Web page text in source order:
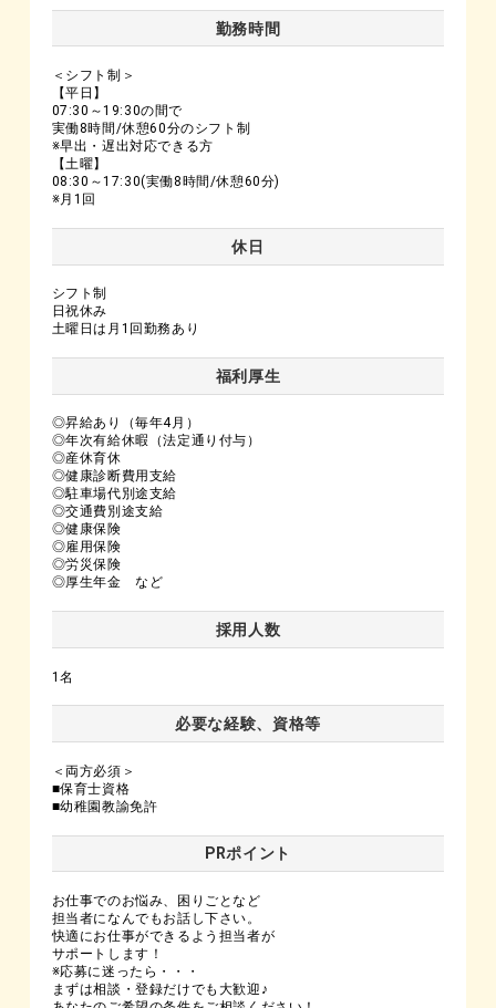
勤務時間
＜シフト制＞
【平日】
07:30～19:30の間で
実働8時間/休憩60分のシフト制
※早出・遅出対応できる方
【土曜】
08:30～17:30(実働8時間/休憩60分)
※月1回
休日
シフト制
日祝休み
土曜日は月1回勤務あり
福利厚生
◎昇給あり（毎年4月）
◎年次有給休暇（法定通り付与）
◎産休育休
◎健康診断費用支給
◎駐車場代別途支給
◎交通費別途支給
◎健康保険
◎雇用保険
◎労災保険
◎厚生年金 など
採用人数
1名
必要な経験、資格等
＜両方必須＞
■保育士資格
■幼稚園教諭免許
PRポイント
お仕事でのお悩み、困りごとなど
担当者になんでもお話し下さい。
快適にお仕事ができるよう担当者が
サポートします！
※応募に迷ったら・・・
まずは相談・登録だけでも大歓迎♪